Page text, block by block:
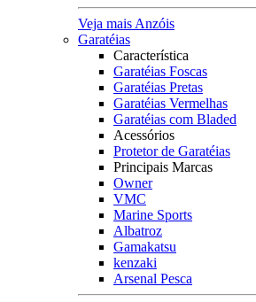
Veja mais Anzóis
Garatéias
Característica
Garatéias Foscas
Garatéias Pretas
Garatéias Vermelhas
Garatéias com Bladed
Acessórios
Protetor de Garatéias
Principais Marcas
Owner
VMC
Marine Sports
Albatroz
Gamakatsu
kenzaki
Arsenal Pesca